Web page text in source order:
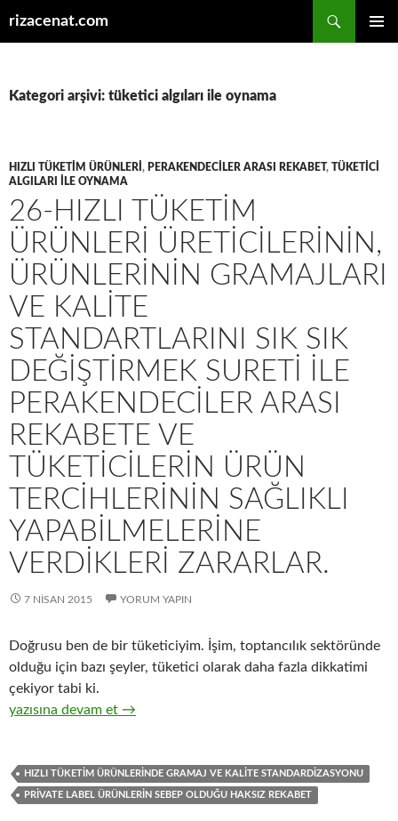
rizacenat.com
Kategori arşivi: tüketici algıları ile oynama
HIZLI TÜKETIM ÜRÜNLERI , PERAKENDECILER ARASI REKABET, TÜKETICI
ALGILARI ILE OYNAMA
26-HIZLI TÜKETIM
ÜRÜNLERI ÜRETICILERININ,
ÜRÜNLERININ GRAMAJLARI
VE KALITE
STANDARTLARINI SIK SIK
DEĞIŞTIRMEK SURETI ILE
PERAKENDECILER ARASI
REKABETE VE
TÜKETICILERIN ÜRÜN
TERCIHLERININ SAĞLIKLI
YAPABILMELERINE
VERDIKLERI ZARARLAR.
7 NISAN 2015 YORUM YAPIN
Doğrusu ben de bir tüketiciyim. İşim, toptancılık sektöründe
olduğu için bazı şeyler, tüketici olarak daha fazla dikkatimi
çekiyor tabi ki.
26-Hızlı tüketim ürünleri üreticilerinin, ürünlerinin gramajları
yazısına devam et →
HIZLI TÜKETIM ÜRÜNLERINDE GRAMAJ VE KALITE STANDARDIZASYONU
PRIVATE LABEL ÜRÜNLERIN SEBEP OLDUĞU HAKSIZ REKABET